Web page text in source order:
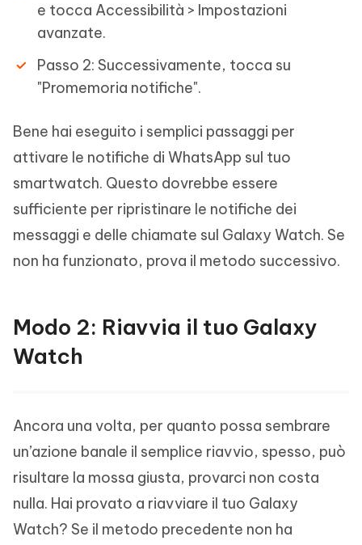
e tocca Accessibilità > Impostazioni
avanzate.
Passo 2: Successivamente, tocca su
"Promemoria notifiche".
Bene hai eseguito i semplici passaggi per
attivare le notifiche di WhatsApp sul tuo
smartwatch. Questo dovrebbe essere
sufficiente per ripristinare le notifiche dei
messaggi e delle chiamate sul Galaxy Watch. Se
non ha funzionato, prova il metodo successivo.
Modo 2: Riavvia il tuo Galaxy
Watch
Ancora una volta, per quanto possa sembrare
un’azione banale il semplice riavvio, spesso, può
risultare la mossa giusta, provarci non costa
nulla. Hai provato a riavviare il tuo Galaxy
Watch? Se il metodo precedente non ha